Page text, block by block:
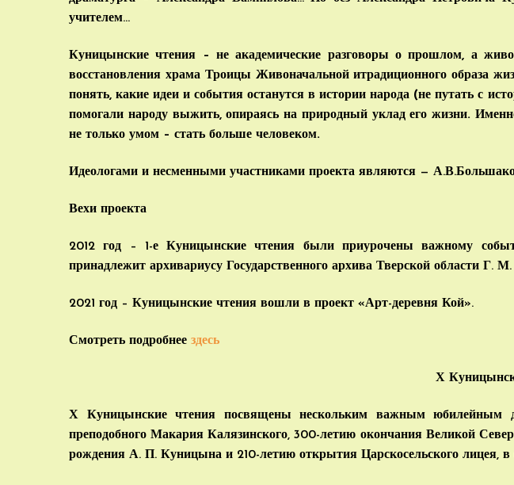
учителем…
Куницынские чтения – не академические разговоры о прошлом, а
восстановления храма Троицы Живоначальной итрадиционного образа
понять, какие идеи и события останутся в истории народа (не путать с
помогали народу выжить, опираясь на природный уклад его жизни.
не только умом – стать больше человеком.
Идеологами и несменными участниками проекта являются —
Вехи проекта
2012 год – 1-е Куницынские чтения были приурочены важному
принадлежит архивариусу Государственного архива Тверской области Г.
2021 год – Куницынские чтения вошли в проект «Арт-деревня Кой».
Смотреть подробнее здесь
Х
Х Куницынские чтения посвящены нескольким важным юбилейным
преподобного Макария Калязинского, 300-летию окончания Великой
рождения А. П. Куницына и 210-летию открытия Царскосельского лицея,